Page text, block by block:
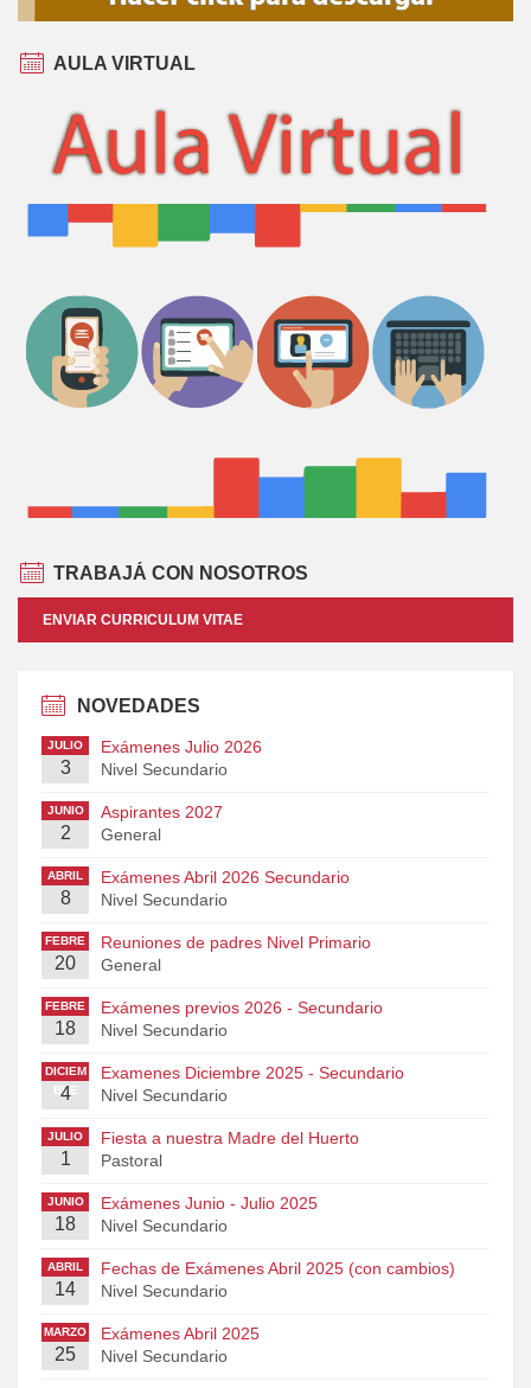
AULA VIRTUAL
TRABAJÁ CON NOSOTROS
ENVIAR CURRICULUM VITAE
NOVEDADES
JULIO
3
Exámenes Julio 2026
Nivel Secundario
JUNIO
2
Aspirantes 2027
General
ABRIL
8
Exámenes Abril 2026 Secundario
Nivel Secundario
FEBRE
RO
20
Reuniones de padres Nivel Primario
General
FEBRE
RO
18
Exámenes previos 2026 - Secundario
Nivel Secundario
DICIEM
BRE
4
Examenes Diciembre 2025 - Secundario
Nivel Secundario
JULIO
1
Fiesta a nuestra Madre del Huerto
Pastoral
JUNIO
18
Exámenes Junio - Julio 2025
Nivel Secundario
ABRIL
14
Fechas de Exámenes Abril 2025 (con cambios)
Nivel Secundario
MARZO
25
Exámenes Abril 2025
Nivel Secundario